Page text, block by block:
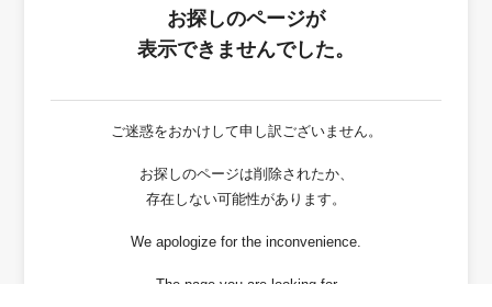
お探しのページが
表示できませんでした。
ご迷惑をおかけして申し訳ございません。
お探しのページは削除されたか、
存在しない可能性があります。
We apologize for the inconvenience.
The page you are looking for